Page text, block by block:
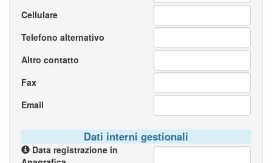
Cellulare
Telefono alternativo
Altro contatto
Fax
Email
Dati interni gestionali
Data registrazione in